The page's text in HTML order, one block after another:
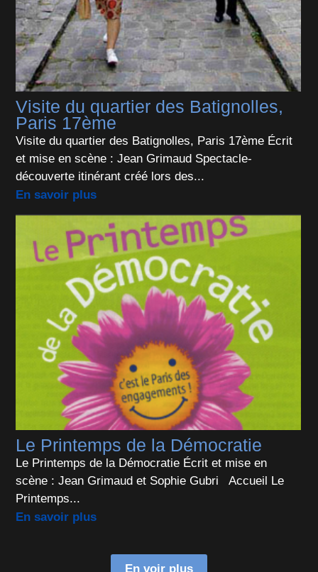
Visite du quartier des Batignolles,
Paris 17ème
Visite du quartier des Batignolles, Paris 17ème Écrit
et mise en scène : Jean Grimaud Spectacle-
découverte itinérant créé lors des...
En savoir plus
Le Printemps de la Démocratie
Le Printemps de la Démocratie Écrit et mise en
scène : Jean Grimaud et Sophie Gubri Accueil Le
Printemps...
En savoir plus
En voir plus